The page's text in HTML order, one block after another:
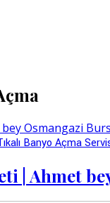
Banyo Açma
| Ahmet